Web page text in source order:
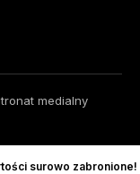
medialny
surowo zabronione!